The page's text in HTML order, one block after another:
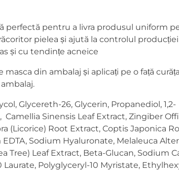
perfectă pentru a livra produsul uniform
pielea și ajută la controlul
și cu tendințe acneice
din ambalaj și aplicați pe o față
Glycereth-26, Glycerin, Propanediol, 1,2-
Sinensis Leaf Extract, Zingiber
(Licorice) Root Extract, Coptis Japonica
Sodium Hyaluronate, Melaleuca
Tree) Leaf Extract, Beta-Glucan, Sodium
Polyglyceryl-10 Myristate,